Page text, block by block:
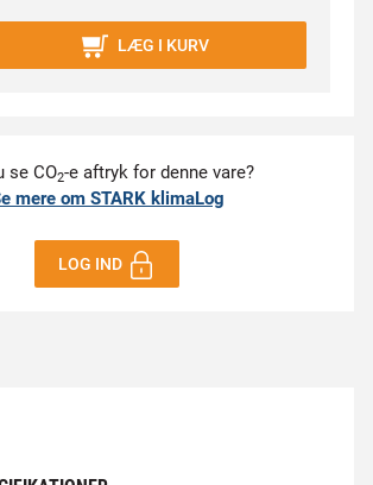
LÆG I KURV
se CO2-e aftryk for denne vare?
mere om STARK klimaLog
LOG IND